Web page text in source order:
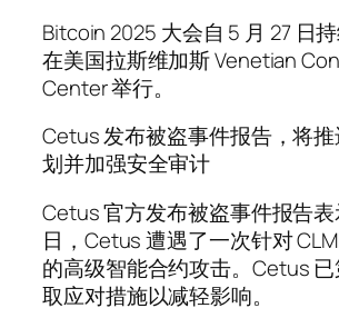
Bitcoin 2025 大会自 5 月 27 日
在美国拉斯维加斯 Venetian
Center 举行。
Cetus 发布被盗事件报告，将推
划并加强安全审计
Cetus 官方发布被盗事件报告
日，Cetus 遭遇了一次针对
的高级智能合约攻击。Cetus
取应对措施以减轻影响。